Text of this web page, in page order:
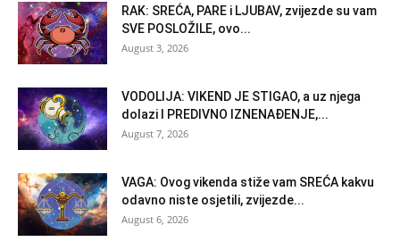
RAK: SREĆA, PARE i LJUBAV, zvijezde su vam
SVE POSLOŽILE, ovo...
August 3, 2026
VODOLIJA: VIKEND JE STIGAO, a uz njega
dolazi I PREDIVNO IZNENAĐENJE,...
August 7, 2026
VAGA: Ovog vikenda stiže vam SREĆA kakvu
odavno niste osjetili, zvijezde...
August 6, 2026